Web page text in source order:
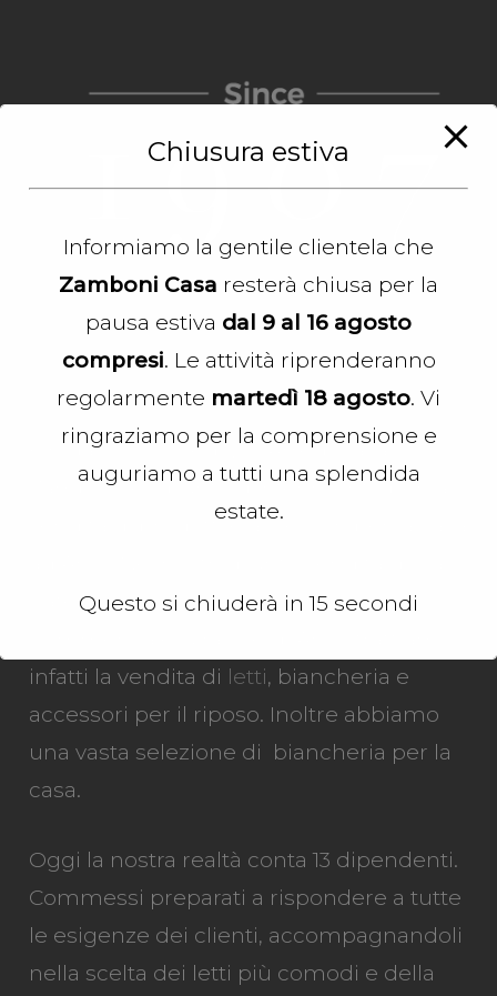
Fin dal 1907, il negozio Arredocasa
Zamboni è il punto di riferimento per la
vendita di prodotti e accessori per la casa
Caterina 60/D, presso il Centro
infatti la vendita di letti, biancheria e
accessori per il riposo. Inoltre abbiamo
una vasta selezione di biancheria per la
casa.
Oggi la nostra realtà conta 13 dipendenti.
Commessi preparati a rispondere a tutte
le esigenze dei clienti, accompagnandoli
nella scelta dei letti più comodi e della
Chiusura estiva
Informiamo la gentile clientela che
Zamboni Casa resterà chiusa per la
pausa estiva dal 9 al 16 agosto
compresi. Le attività riprenderanno
regolarmente martedì 18 agosto. Vi
ringraziamo per la comprensione e
auguriamo a tutti una splendida
estate.
Questo si chiuderà in14 secondi